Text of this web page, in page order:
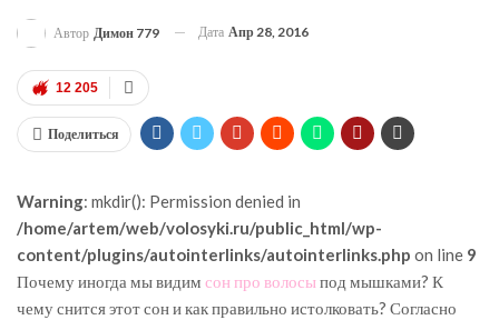
Автор Димон 779 Дата Апр 28, 2016
12 205
Поделиться
Warning: mkdir(): Permission denied in
/home/artem/web/volosyki.ru/public_html/wp-
content/plugins/autointerlinks/autointerlinks.php on line 9
Почему иногда мы видим сон про волосыпод мышками? К
чему снится этот сон и как правильно истолковать? Согласно